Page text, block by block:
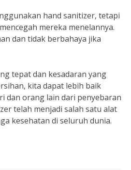
hand sanitizer, tetapi
mereka menelannya.
dan tidak berbahaya jika
tepat dan kesadaran yang
kita dapat lebih baik
dan orang lain dari penyebaran
telah menjadi salah satu alat
kesehatan di seluruh dunia.